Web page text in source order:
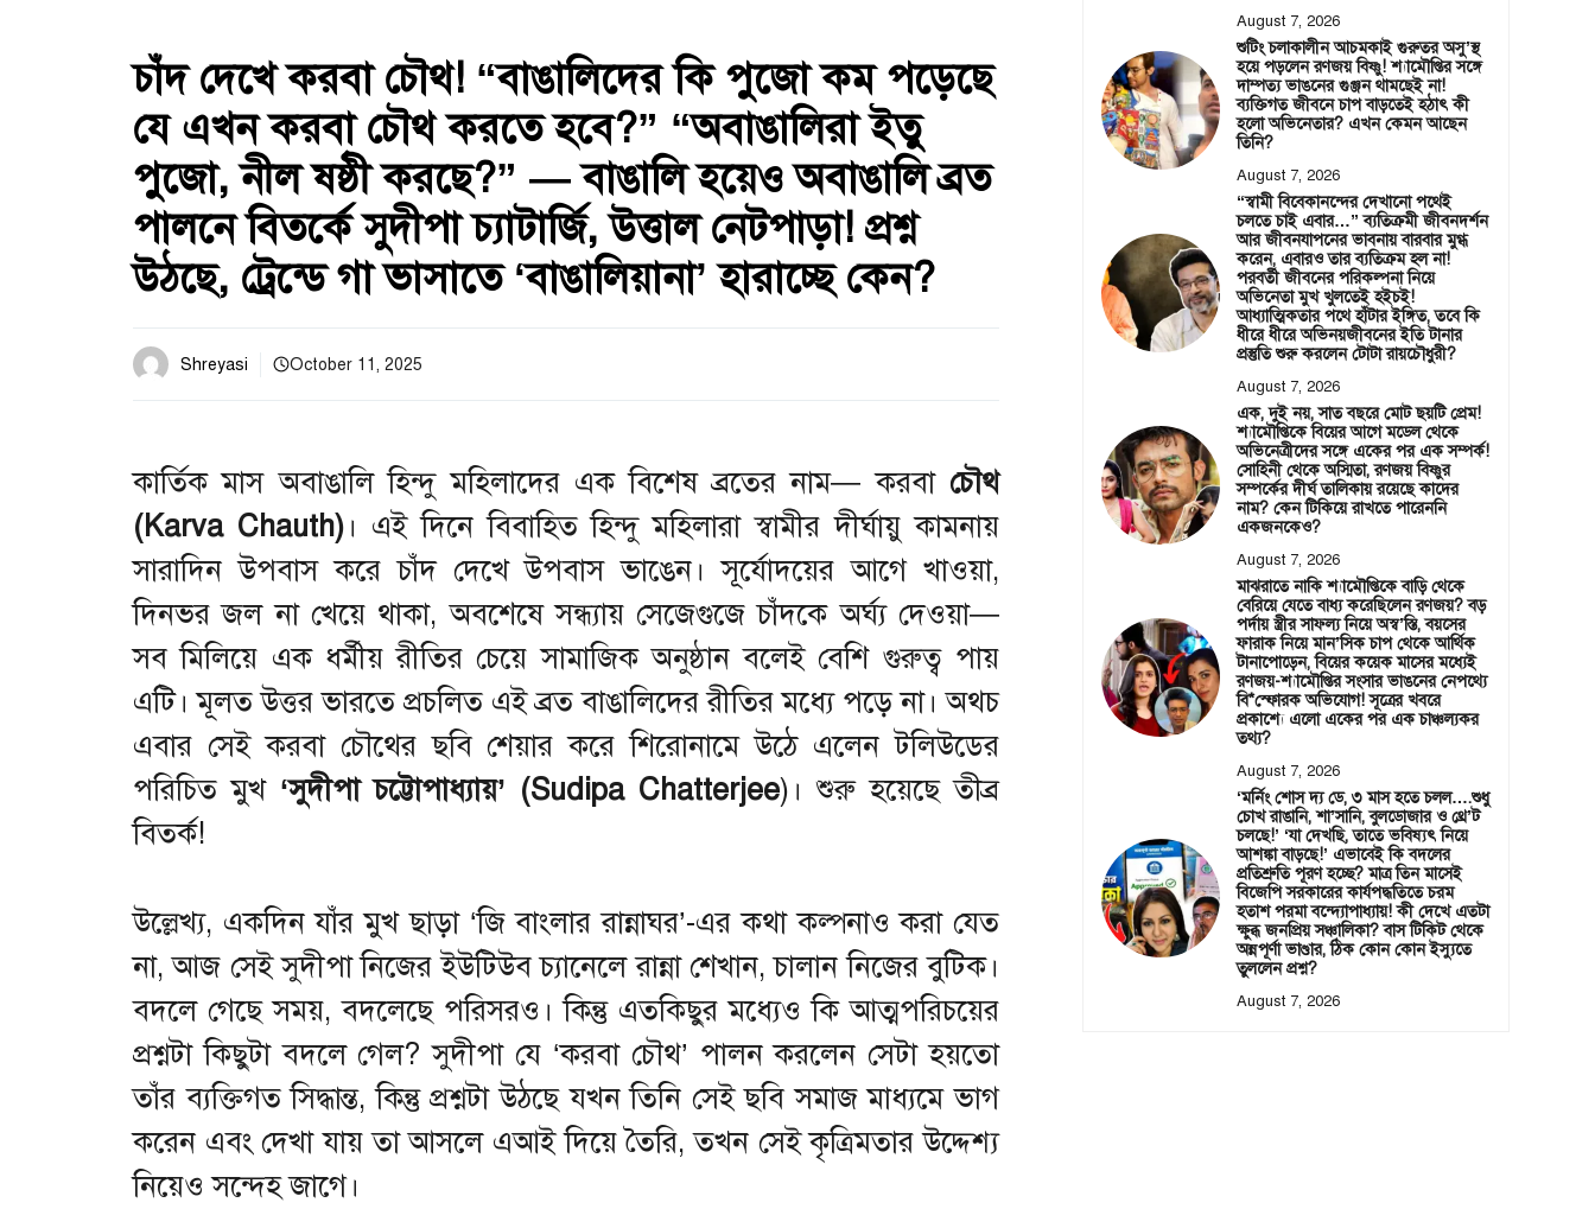
চাঁদ দেখে করবা চৌথ! “বাঙালিদের কি পুজো কম পড়েছে
যে এখন করবা চৌথ করতে হবে?” “অবাঙালিরা ইতু
পুজো, নীল ষষ্ঠী করছে?” — বাঙালি হয়েও অবাঙালি ব্রত
পালনে বিতর্কে সুদীপা চ্যাটার্জি, উত্তাল নেটপাড়া! প্রশ্ন
উঠছে, ট্রেন্ডে গা ভাসাতে ‘বাঙালিয়ানা’ হারাচ্ছে কেন?
Shreyasi October 11, 2025
কার্তিক মাস অবাঙালি হিন্দু মহিলাদের এক বিশেষ ব্রতের নাম— করবা চৌথ
(Karva Chauth)। এই দিনে বিবাহিত হিন্দু মহিলারা স্বামীর দীর্ঘায়ু কামনায়
সারাদিন উপবাস করে চাঁদ দেখে উপবাস ভাঙেন। সূর্যোদয়ের আগে খাওয়া,
দিনভর জল না খেয়ে থাকা, অবশেষে সন্ধ্যায় সেজেগুজে চাঁদকে অর্ঘ্য দেওয়া—
সব মিলিয়ে এক ধর্মীয় রীতির চেয়ে সামাজিক অনুষ্ঠান বলেই বেশি গুরুত্ব পায়
এটি। মূলত উত্তর ভারতে প্রচলিত এই ব্রত বাঙালিদের রীতির মধ্যে পড়ে না। অথচ
এবার সেই করবা চৌথের ছবি শেয়ার করে শিরোনামে উঠে এলেন টলিউডের
পরিচিত মুখ‘সুদীপা চট্টোপাধ্যায়’ (Sudipa Chatterjee)। শুরু হয়েছে তীব্র
বিতর্ক!
উল্লেখ্য, একদিন যাঁর মুখ ছাড়া ‘জি বাংলার রান্নাঘর’-এর কথা কল্পনাও করা যেত
না, আজ সেই সুদীপা নিজের ইউটিউব চ্যানেলে রান্না শেখান, চালান নিজের বুটিক।
বদলে গেছে সময়, বদলেছে পরিসরও। কিন্তু এতকিছুর মধ্যেও কি আত্মপরিচয়ের
প্রশ্নটা কিছুটা বদলে গেল? সুদীপা যে ‘করবা চৌথ’ পালন করলেন সেটা হয়তো
তাঁর ব্যক্তিগত সিদ্ধান্ত, কিন্তু প্রশ্নটা উঠছে যখন তিনি সেই ছবি সমাজ মাধ্যমে ভাগ
করেন এবং দেখা যায় তা আসলে এআই দিয়ে তৈরি, তখন সেই কৃত্রিমতার উদ্দেশ্য
নিয়েও সন্দেহ জাগে।
August 7, 2026
শুটিং চলাকালীন আচমকাই গুরুতর অসু’স্থ
হয়ে পড়লেন রণজয় বিষ্ণু! শ্যামৌপ্তির সঙ্গে
দাম্পত্য ভাঙনের গুঞ্জন থামছেই না!
ব্যক্তিগত জীবনে চাপ বাড়তেই হঠাৎ কী
হলো অভিনেতার? এখন কেমন আছেন
তিনি?
August 7, 2026
“স্বামী বিবেকানন্দের দেখানো পথেই
চলতে চাই এবার…” ব্যতিক্রমী জীবনদর্শন
আর জীবনযাপনের ভাবনায় বারবার মুগ্ধ
করেন, এবারও তার ব্যতিক্রম হল না!
পরবর্তী জীবনের পরিকল্পনা নিয়ে
অভিনেতা মুখ খুলতেই হইচই!
আধ্যাত্মিকতার পথে হাঁটার ইঙ্গিত, তবে কি
ধীরে ধীরে অভিনয়জীবনের ইতি টানার
প্রস্তুতি শুরু করলেন টোটা রায়চৌধুরী?
August 7, 2026
এক, দুই নয়, সাত বছরে মোট ছয়টি প্রেম!
শ্যামৌপ্তিকে বিয়ের আগে মডেল থেকে
অভিনেত্রীদের সঙ্গে একের পর এক সম্পর্ক!
সোহিনী থেকে অস্মিতা, রণজয় বিষ্ণুর
সম্পর্কের দীর্ঘ তালিকায় রয়েছে কাদের
নাম? কেন টিকিয়ে রাখতে পারেননি
একজনকেও?
August 7, 2026
মাঝরাতে নাকি শ্যামৌপ্তিকে বাড়ি থেকে
বেরিয়ে যেতে বাধ্য করেছিলেন রণজয়? বড়
পর্দায় স্ত্রীর সাফল্য নিয়ে অস্ব’স্তি, বয়সের
ফারাক নিয়ে মান’সিক চাপ থেকে আর্থিক
টানাপোড়েন, বিয়ের কয়েক মাসের মধ্যেই
রণজয়-শ্যামৌপ্তির সংসার ভাঙনের নেপথ্যে
বি*স্ফোরক অভিযোগ! সূত্রের খবরে
প্রকাশ্যে এলো একের পর এক চাঞ্চল্যকর
তথ্য?
August 7, 2026
‘মর্নিং শোস দ্য ডে, ৩ মাস হতে চলল….শুধু
চোখ রাঙানি, শা’সানি, বুলডোজার ও থ্রে’ট
চলছে!’ ‘যা দেখছি, তাতে ভবিষ্যৎ নিয়ে
আশঙ্কা বাড়ছে!’ এভাবেই কি বদলের
প্রতিশ্রুতি পূরণ হচ্ছে? মাত্র তিন মাসেই
বিজেপি সরকারের কার্যপদ্ধতিতে চরম
হতাশ পরমা বন্দ্যোপাধ্যায়! কী দেখে এতটা
ক্ষুব্ধ জনপ্রিয় সঞ্চালিকা? বাস টিকিট থেকে
অন্নপূর্ণা ভাণ্ডার, ঠিক কোন কোন ইস্যুতে
তুললেন প্রশ্ন?
August 7, 2026